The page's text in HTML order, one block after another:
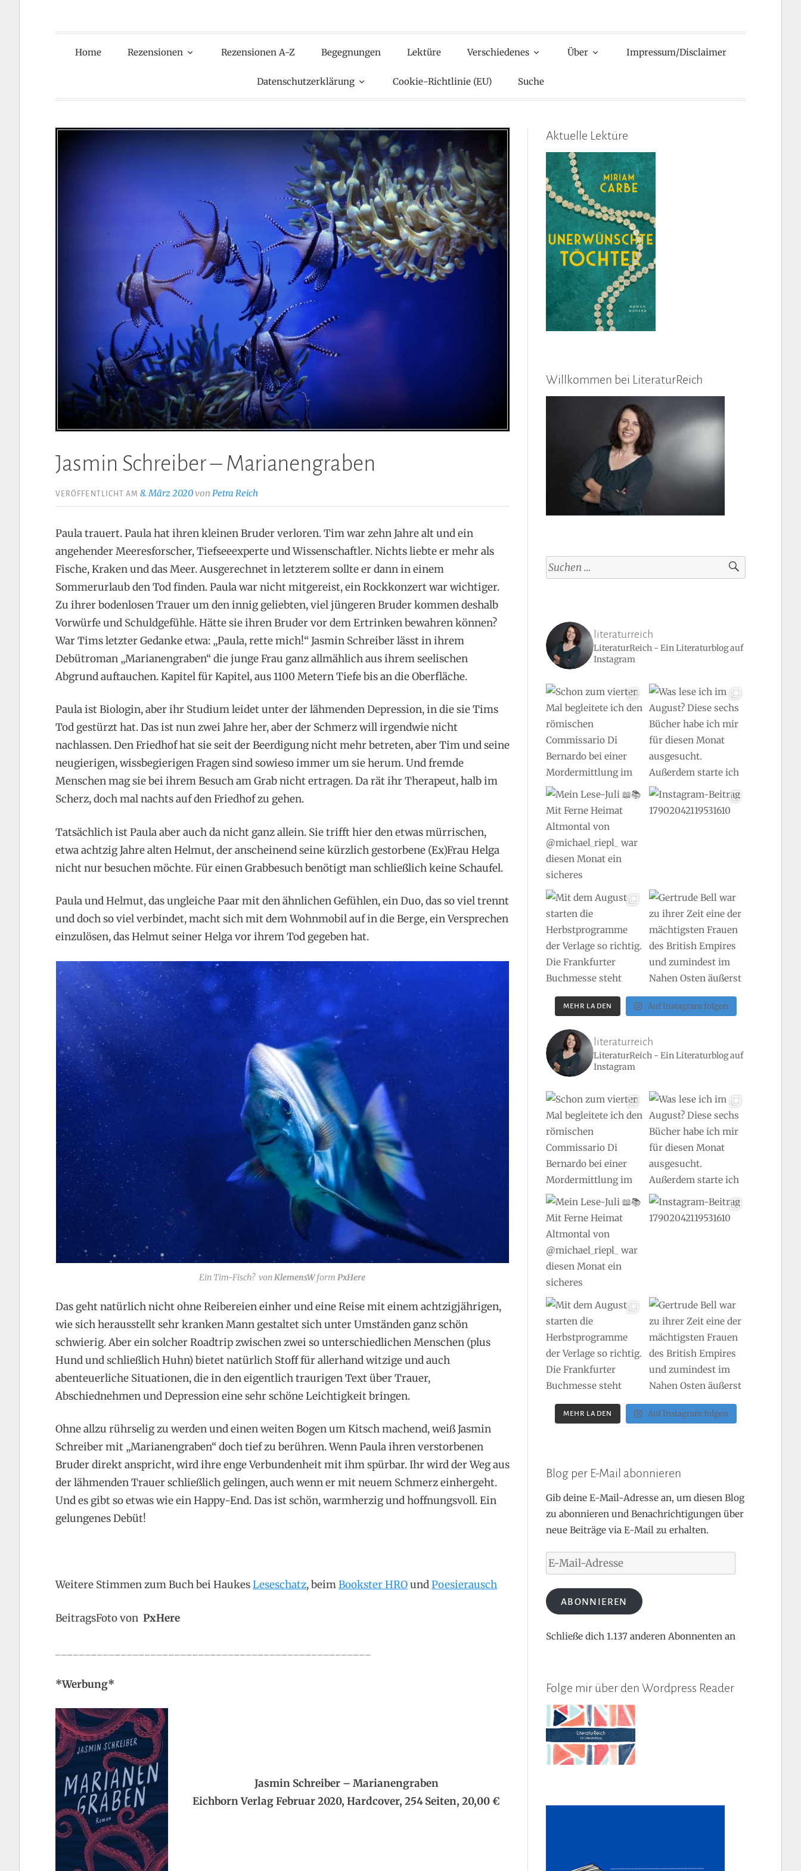
Home Rezensionen Rezensionen A-Z Begegnungen Lektüre Verschiedenes Über Impressum/Disclaimer
Datenschutzerklärung Cookie-Richtlinie (EU) Suche
Jasmin Schreiber – Marianengraben
VERÖFFENTLICHT AM8. März 2020von Petra Reich
Paula trauert. Paula hat ihren kleinen Bruder verloren. Tim war zehn Jahre alt und ein
angehender Meeresforscher, Tiefseeexperte und Wissenschaftler. Nichts liebte er mehr als
Fische, Kraken und das Meer. Ausgerechnet in letzterem sollte er dann in einem
Sommerurlaub den Tod finden. Paula war nicht mitgereist, ein Rockkonzert war wichtiger.
Zu ihrer bodenlosen Trauer um den innig geliebten, viel jüngeren Bruder kommen deshalb
Vorwürfe und Schuldgefühle. Hätte sie ihren Bruder vor dem Ertrinken bewahren können?
War Tims letzter Gedanke etwa: „Paula, rette mich!“ Jasmin Schreiber lässt in ihrem
Debütroman „Marianengraben“ die junge Frau ganz allmählich aus ihrem seelischen
Abgrund auftauchen. Kapitel für Kapitel, aus 1100 Metern Tiefe bis an die Oberfläche.
Paula ist Biologin, aber ihr Studium leidet unter der lähmenden Depression, in die sie Tims
Tod gestürzt hat. Das ist nun zwei Jahre her, aber der Schmerz will irgendwie nicht
nachlassen. Den Friedhof hat sie seit der Beerdigung nicht mehr betreten, aber Tim und seine
neugierigen, wissbegierigen Fragen sind sowieso immer um sie herum. Und fremde
Menschen mag sie bei ihrem Besuch am Grab nicht ertragen. Da rät ihr Therapeut, halb im
Scherz, doch mal nachts auf den Friedhof zu gehen.
Tatsächlich ist Paula aber auch da nicht ganz allein. Sie trifft hier den etwas mürrischen,
etwa achtzig Jahre alten Helmut, der anscheinend seine kürzlich gestorbene (Ex)Frau Helga
nicht nur besuchen möchte. Für einen Grabbesuch benötigt man schließlich keine Schaufel.
Paula und Helmut, das ungleiche Paar mit den ähnlichen Gefühlen, ein Duo, das so viel trennt
und doch so viel verbindet, macht sich mit dem Wohnmobil auf in die Berge, ein Versprechen
einzulösen, das Helmut seiner Helga vor ihrem Tod gegeben hat.
Ein Tim-Fisch? von KlemensWform PxHere
Das geht natürlich nicht ohne Reibereien einher und eine Reise mit einem achtzigjährigen,
wie sich herausstellt sehr kranken Mann gestaltet sich unter Umständen ganz schön
schwierig. Aber ein solcher Roadtrip zwischen zwei so unterschiedlichen Menschen (plus
Hund und schließlich Huhn) bietet natürlich Stoff für allerhand witzige und auch
abenteuerliche Situationen, die in den eigentlich traurigen Text über Trauer,
Abschiednehmen und Depression eine sehr schöne Leichtigkeit bringen.
Ohne allzu rührselig zu werden und einen weiten Bogen um Kitsch machend, weiß Jasmin
Schreiber mit „Marianengraben“ doch tief zu berühren. Wenn Paula ihren verstorbenen
Bruder direkt anspricht, wird ihre enge Verbundenheit mit ihm spürbar. Ihr wird der Weg aus
der lähmenden Trauer schließlich gelingen, auch wenn er mit neuem Schmerz einhergeht.
Und es gibt so etwas wie ein Happy-End. Das ist schön, warmherzig und hoffnungsvoll. Ein
gelungenes Debüt!
Weitere Stimmen zum Buch bei HaukesLeseschatz, beimBookster HROundPoesierausch
BeitragsFoto von PxHere
*Werbung*
Jasmin Schreiber – Marianengraben
Eichborn Verlag Februar 2020, Hardcover, 254 Seiten, 20,00 €
Aktuelle Lektüre
Willkommen bei LiteraturReich
Suchen
nach:
literaturreich
LiteraturReich - Ein Literaturblog auf
Instagram
MEHR LADEN Auf Instagram folgen
literaturreich
LiteraturReich - Ein Literaturblog auf
Instagram
MEHR LADEN Auf Instagram folgen
Blog per E-Mail abonnieren
Gib deine E-Mail-Adresse an, um diesen Blog
zu abonnieren und Benachrichtigungen über
neue Beiträge via E-Mail zu erhalten.
E-
Mail-
Adresse
ABONNIEREN
Schließe dich 1.137 anderen Abonnenten an
Folge mir über den Wordpress Reader